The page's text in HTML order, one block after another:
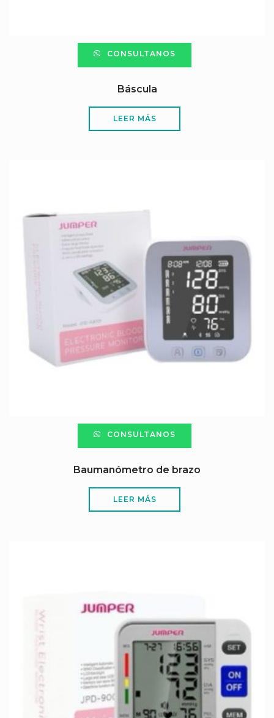
CONSULTANOS
Báscula
LEER MÁS
CONSULTANOS
Baumanómetro de brazo
LEER MÁS